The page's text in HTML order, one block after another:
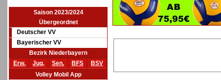
Saison 2023/2024
Übergeordnet
Deutscher VV
Bayerischer VV
Bezirk Niederbayern
Erw.
Jug. Sen. BFS
BSV
Volley Mobil App